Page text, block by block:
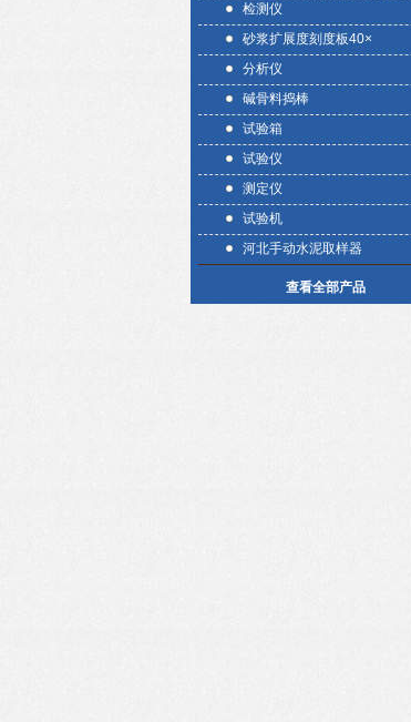
检测仪
砂浆扩展度刻度板40×
分析仪
碱骨料捣棒
试验箱
试验仪
测定仪
试验机
河北手动水泥取样器
查看全部产品